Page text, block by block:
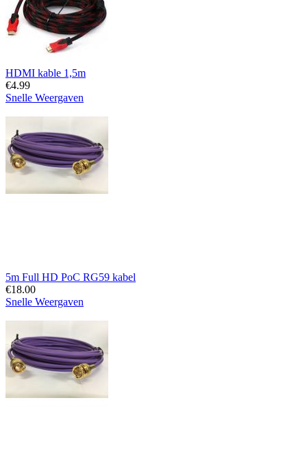
HDMI kable 1,5m
€4.99
Snelle Weergaven
5m Full HD PoC RG59 kabel
€18.00
Snelle Weergaven